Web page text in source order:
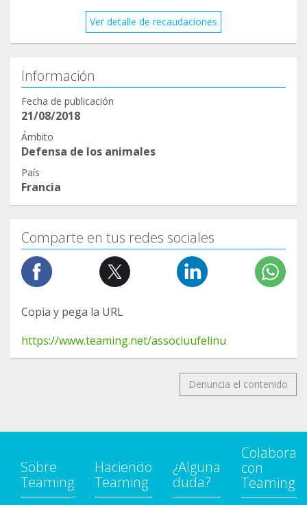
Ver detalle de recaudaciones
Información
Fecha de publicación
21/08/2018
Ámbito
Defensa de los animales
País
Francia
Comparte en tus redes sociales
Copia y pega la URL
https://www.teaming.net/associuufelinu
Denuncia el contenido
Sobre
Teaming
Haciendo
Teaming
¿Alguna
duda?
Colabora
con
Teaming